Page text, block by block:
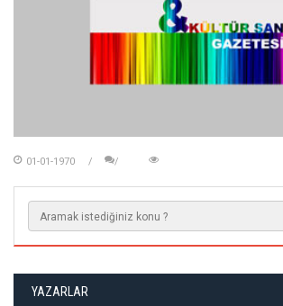
01-01-1970
YAZARLAR